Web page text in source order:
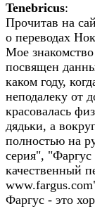
Tenebricus:
Прочитав на
о переводах
Мое
посвящен
каком году,
неподалеку от
красовалась
дядьки, а
полностью на
серия",
качественный
Фаргус - это